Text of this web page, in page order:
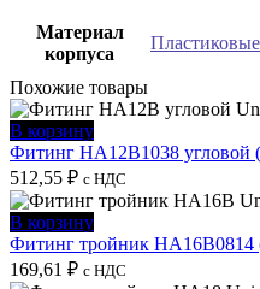
Материал
корпуса
Похожие товары
В корзину
Фитинг HA12B1038 угловой
512,55 ₽ с НДС
В корзину
Фитинг тройник HA16B0814
169,61 ₽ с НДС